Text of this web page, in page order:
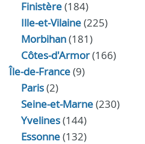
Finistère(184)
Ille-et-Vilaine(225)
Morbihan(181)
Côtes-d'Armor(166)
Île-de-France(9)
Paris(2)
Seine-et-Marne(230)
Yvelines(144)
Essonne(132)